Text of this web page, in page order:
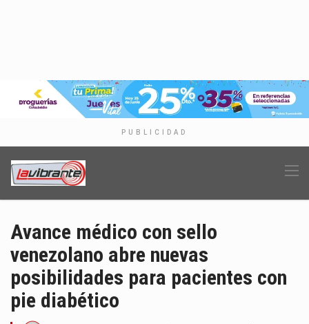
PUBLICIDAD
Avance médico con sello
venezolano abre nuevas
posibilidades para pacientes con
pie diabético